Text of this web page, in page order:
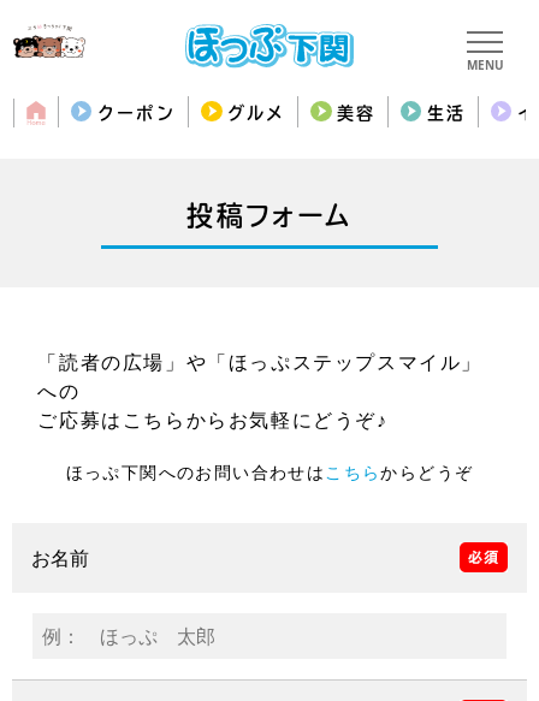
MENU
クーポン グルメ 美容 生活
投稿フォーム
「読者の広場」や「ほっぷステップスマイル」
への
ご応募はこちらからお気軽にどうぞ♪
ほっぷ下関へのお問い合わせはこちらからどうぞ
お名前